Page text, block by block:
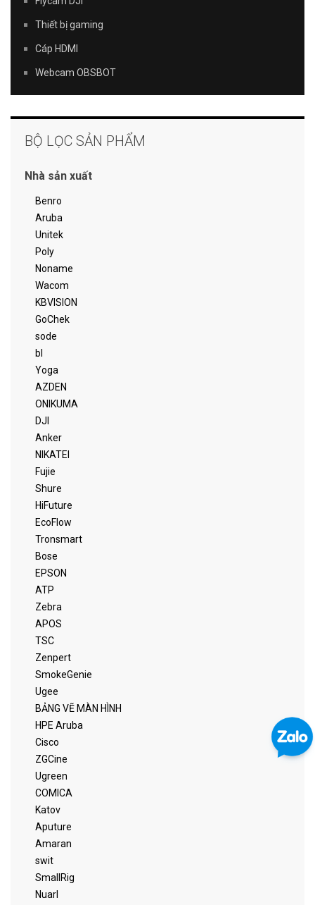
Thiết bị gaming
Cáp HDMI
Webcam OBSBOT
BỘ LỌC SẢN PHẨM
Nhà sản xuất
Benro
Aruba
Unitek
Poly
Noname
Wacom
KBVISION
GoChek
sode
bl
Yoga
AZDEN
ONIKUMA
DJI
Anker
NIKATEI
Fujie
Shure
HiFuture
EcoFlow
Tronsmart
Bose
EPSON
ATP
Zebra
APOS
TSC
Zenpert
SmokeGenie
Ugee
BẢNG VẼ MÀN HÌNH
HPE Aruba
Cisco
ZGCine
Ugreen
COMICA
Katov
Aputure
Amaran
swit
SmallRig
Nuarl